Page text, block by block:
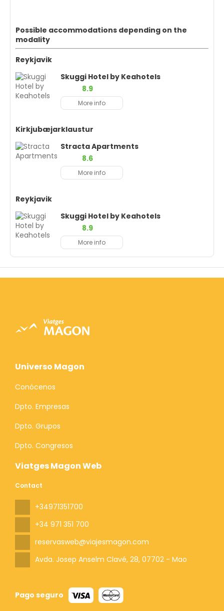
Possible accommodations depending on the
modality
Reykjavik
Skuggi Hotel by Keahotels
8.9
More info
Kirkjubæjarklaustur
Stracta Apartments
8.6
More info
Reykjavik
Skuggi Hotel by Keahotels
8.9
More info
Viatges Magon Web
Contact
+34971351700
+34 971 351 700
reservasweb@viajesmagon.com
Avda. Josep Anselm Clavé, 28, 07702 - Mao
Pago seguro
Universo Magon
Conócenos
Dpto. Empresas
Dpto. Grupos
Dpto. Congresos